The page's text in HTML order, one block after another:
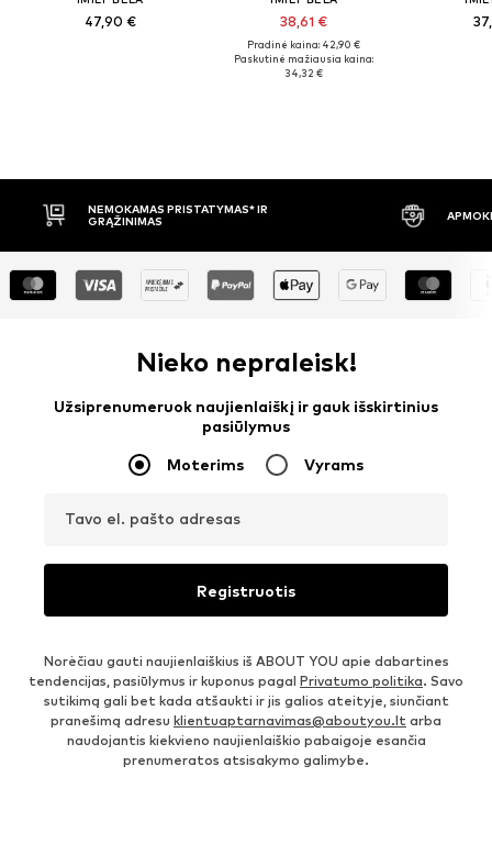
47,90 € 38,61 €
Pradinė kaina: 42,90 €
Paskutinė mažiausia kaina:
34,32 €
PRISTATYMAS* IR
APMOKĖJIMAS PRISTAČIUS
Nieko nepraleisk!
Užsiprenumeruok naujienlaiškį ir gauk išskirtinius
pasiūlymus
Moterims Vyrams
Tavo el. pašto adresas
Registruotis
Norėčiau gauti naujienlaiškius iš ABOUT YOU apie dabartines
tendencijas, pasiūlymus ir kuponus pagal Privatumo politika. Savo
sutikimą gali bet kada atšaukti ir jis galios ateityje, siunčiant
pranešimą adresu klientuaptarnavimas@aboutyou.lt arba
naudojantis kiekvieno naujienlaiškio pabaigoje esančia
prenumeratos atsisakymo galimybe.